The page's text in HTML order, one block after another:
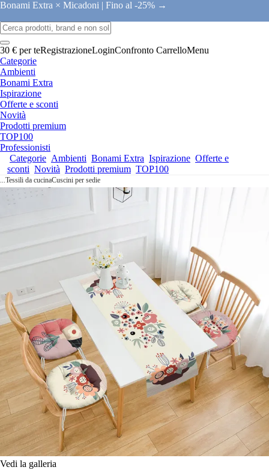
Bonami Extra × Micadoni | Fino al -25% →
30 € per teRegistrazioneLoginConfronto CarrelloMenu
Categorie
Ambienti
Bonami Extra
Ispirazione
Offerte e sconti
Novità
Prodotti premium
TOP100
Professionisti
Categorie Ambienti Bonami Extra Ispirazione Offerte e
sconti Novità Prodotti premium TOP100
...Tessili da cucinaCuscini per sedie
Vedi la galleria